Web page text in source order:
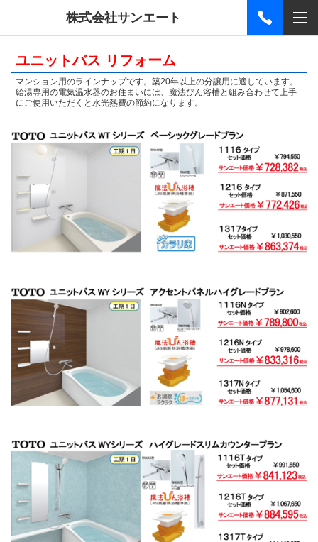
株式会社サンエート
ユニットバス リフォーム
マンション用のラインナップです。築20年以上の分譲用に適しています。
給湯専用の電気温水器のお住まいには、魔法びん浴槽と組み合わせて上手
にご使用いただくと水光熱費の節約になります。